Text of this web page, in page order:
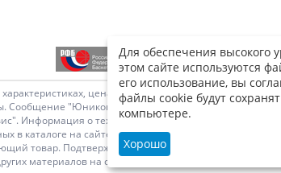
ценах является предложением
"Юникон-сервис" о цене заказанного
о технических характеристиках товаров,
каталоге на сайте, могут отличаться от оригиналов.
товар. Подтверждением цены заказанного товара
материалов на сайте, их возможное
Для обеспечения высокого
этом сайте используются
его использование, вы
файлы cookie будут
компьютере.
Хорошо